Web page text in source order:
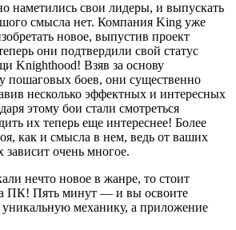
наметились свои лидеры, и выпускать
смысла нет. Компания King уже
новое, выпустив проект
они подтвердили свой статус
Knighthood! Взяв за основу
пошаговых боев, они существенно
несколько эффектных и интересных
этому бои стали смотреться
их теперь еще интереснее! Более
как и смысла в нем, ведь от ваших
очень многое.
нечто новое в жанре, то стоит
ПК! Пять минут — и вы освоите
механику, а приложение